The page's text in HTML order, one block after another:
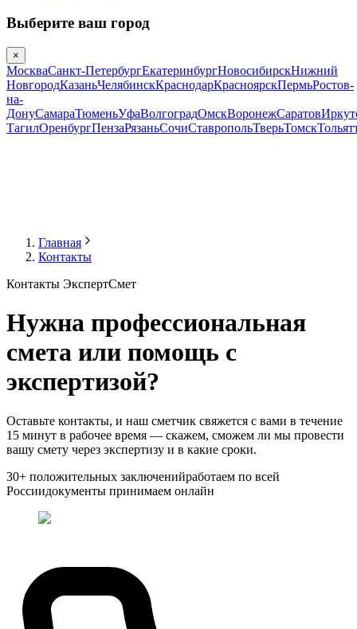
Выберите ваш город
×
МоскваСанкт-ПетербургЕкатеринбургНовосибирскНижний
НовгородКазаньЧелябинскКраснодарКрасноярскПермьРостов-
на-
ДонуСамараТюменьУфаВолгоградОмскВоронежСаратов
ТагилОренбургПензаРязаньСочиСтавропольТверьТомск
Главная
Контакты
Контакты ЭкспертСмет
Нужна профессиональная
смета или помощь с
экспертизой?
Оставьте контакты, и наш сметчик свяжется с вами в течение
15 минут в рабочее время — скажем, сможем ли мы провести
вашу смету через экспертизу и в какие сроки.
30+ положительных заключенийработаем по всей
Россиидокументы принимаем онлайн